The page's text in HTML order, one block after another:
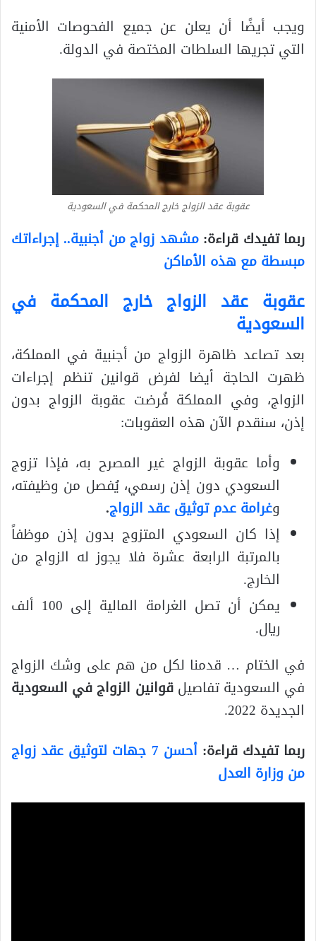
ويجب أيضًا أن يعلن عن جميع الفحوصات الأمنية
التي تجريها السلطات المختصة في الدولة.
عقوبة عقد الزواج خارج المحكمة في السعودية
ربما تفيدك قراءة:مشهد زواج من أجنبية.. إجراءاتك
مبسطة مع هذه الأماكن
عقوبة عقد الزواج خارج المحكمة في
السعودية
بعد تصاعد ظاهرة الزواج من أجنبية في المملكة،
ظهرت الحاجة أيضا لفرض قوانين تنظم إجراءات
الزواج، وفي المملكة فُرضت عقوبة الزواج بدون
إذن، سنقدم الآن هذه العقوبات:
وأما عقوبة الزواج غير المصرح به، فإذا تزوج
السعودي دون إذن رسمي، يُفصل من وظيفته،
وغرامة عدم توثيق عقد الزواج.
إذا كان السعودي المتزوج بدون إذن موظفاً
بالمرتبة الرابعة عشرة فلا يجوز له الزواج من
الخارج.
يمكن أن تصل الغرامة المالية إلى 100 ألف
ريال.
في الختام … قدمنا لكل من هم على وشك الزواج
في السعودية تفاصيلقوانين الزواج في السعودية
الجديدة 2022.
ربما تفيدك قراءة:
أحسن 7 جهات لتوثيق عقد زواج
من وزارة العدل